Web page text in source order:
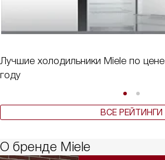
Лучшие холодильники Miele по
году
ВСЕ РЕЙТИНГИ
О бренде Miele